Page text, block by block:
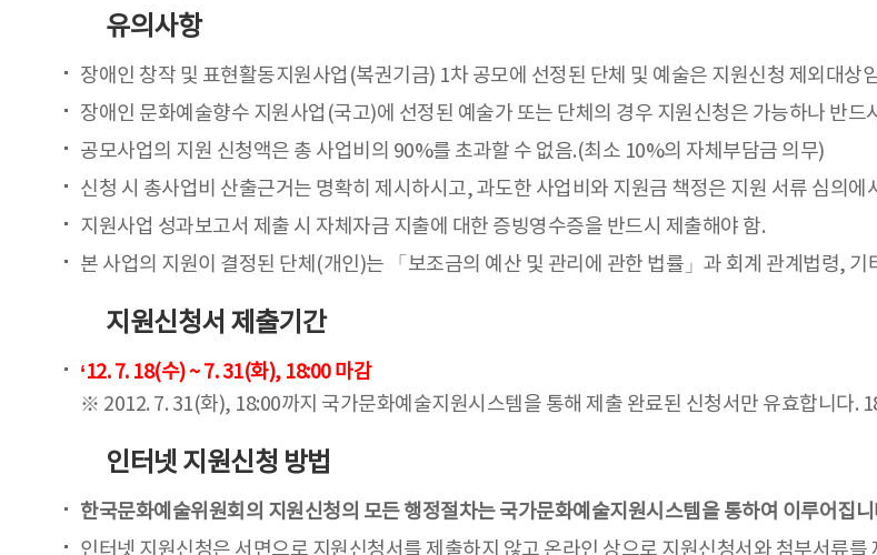
유의사항
장애인 창작 및 표현활동지원사업(복권기금) 1차 공모에 선정된 단체 및 예술은 지원신청 제외대상
장애인 문화예술향수 지원사업(국고)에 선정된 예술가 또는 단체의 경우 지원신청은 가능하나 반드
공모사업의 지원 신청액은 총 사업비의 90%를 초과할 수 없음.(최소 10%의 자체부담금 의무)
신청 시 총사업비 산출근거는 명확히 제시하시고, 과도한 사업비와 지원금 책정은 지원 서류 심의에
지원사업 성과보고서 제출 시 자체자금 지출에 대한 증빙영수증을 반드시 제출해야 함.
본 사업의 지원이 결정된 단체(개인)는 「보조금의 예산 및 관리에 관한 법률」과 회계 관계법령, 기
지원신청서 제출기간
‘12. 7. 18(수) ~ 7. 31(화), 18:00 마감
※ 2012. 7. 31(화), 18:00까지 국가문화예술지원시스템을 통해 제출 완료된 신청서만 유효합니다.
인터넷 지원신청 방법
한국문화예술위원회의 지원신청의 모든 행정절차는 국가문화예술지원시스템을 통하여 이루어집니
인터넷 지원신청은 서면으로 지원신청서를 제출하지 않고 온라인 상으로 지원신청서와 첨부서류